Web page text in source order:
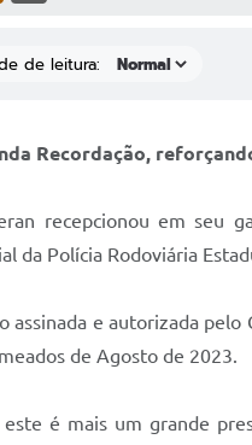
de leitura:
Recordação,
recepcionou em seu
da Polícia Rodoviária
e autorizada
de Agosto de 2023.
é mais um grande